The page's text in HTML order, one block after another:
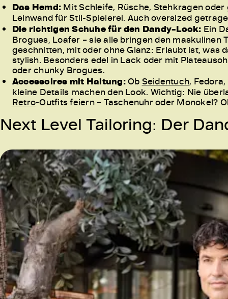
Das Hemd: Mit Schleife, Rüsche, Stehkragen
Leinwand für Stil-Spielerei. Auch oversized
Die richtigen Schuhe für den Dandy-Look: Ein
Brogues, Loafer – sie alle bringen den
geschnitten, mit oder ohne Glanz: Erlaubt ist, was
stylish. Besonders edel in Lack oder mit
oder chunky Brogues.
Accessoires mit Haltung:Ob Seidentuch,
kleine Details machen den Look. Wichtig: Nie
Retro-Outfits feiern – Taschenuhr oder Monokel?
Next Level Tailoring: Der